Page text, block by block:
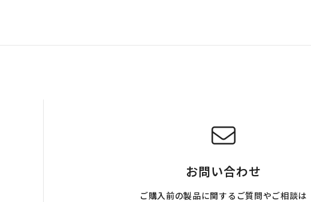
お問い合わせ
ご購入前の製品に関するご質問やご相談は